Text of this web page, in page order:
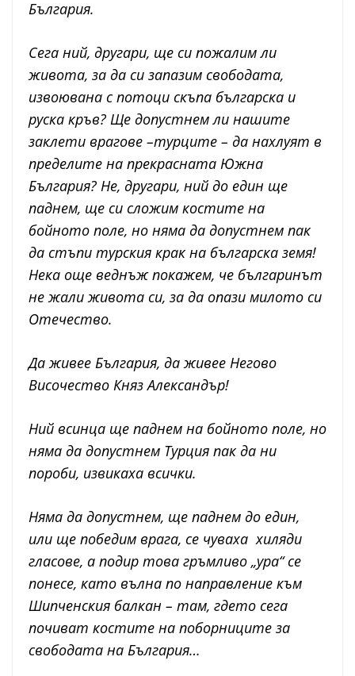
България.
Сега ний, другари, ще си пожалим ли
живота, за да си запазим свободата,
извоювана с потоци скъпа българска и
руска кръв? Ще допустнем ли нашите
заклети врагове –турците – да нахлуят в
пределите на прекрасната Южна
България? Не, другари, ний до един ще
паднем, ще си сложим костите на
бойното поле, но няма да допустнем пак
да стъпи турския крак на българска земя!
Нека още веднъж покажем, че българинът
не жали живота си, за да опази милото си
Отечество.
Да живее България, да живее Негово
Височество Княз Александър!
Ний всинца ще паднем на бойното поле, но
няма да допустнем Турция пак да ни
пороби, извикаха всички.
Няма да допустнем, ще паднем до един,
или ще победим врага, се чуваха хиляди
гласове, а подир това гръмливо „ура“ се
понесе, като вълна по направление към
Шипченския балкан – там, гдето сега
почиват костите на поборниците за
свободата на България…